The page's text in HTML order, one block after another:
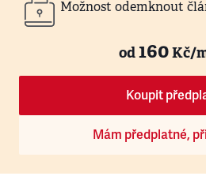
Možnost odemknout
od160Kč/
Koupit
Mám předplatné,